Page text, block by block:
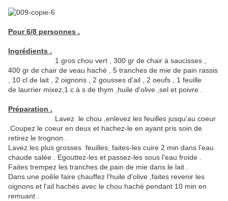
Pour 6/8 personnes .
Ingrédients .
1 gros chou vert , 300 gr de chair à saucisses ,
400 gr de chair de veau haché , 5 tranches de mie de pain rassis
, 10 cl de lait , 2 oignons , 2 gousses d'ail , 2 oeufs , 1 feuille
de laurrier mixez,1 c à s de thym ,huile d'olive ,sel et poivre .
Préparation .
Lavez le chou ,enlevez les feuilles jusqu'au coeur
.Coupez le coeur en deux et hachez-le en ayant pris soin de
retirez le trognon .
Lavez les plus grosses feuilles, faites-les cuire 2 min dans l'eau
chaude salée . Egouttez-les et passez-les sous l'eau froide .
Faites trempez les tranches de pain de mie dans le lait .
Dans une poêle faire chauffez l'huile d'olive ,faites revenir les
oignons et l'ail hachés avec le chou haché pendant 10 min en
remuant .